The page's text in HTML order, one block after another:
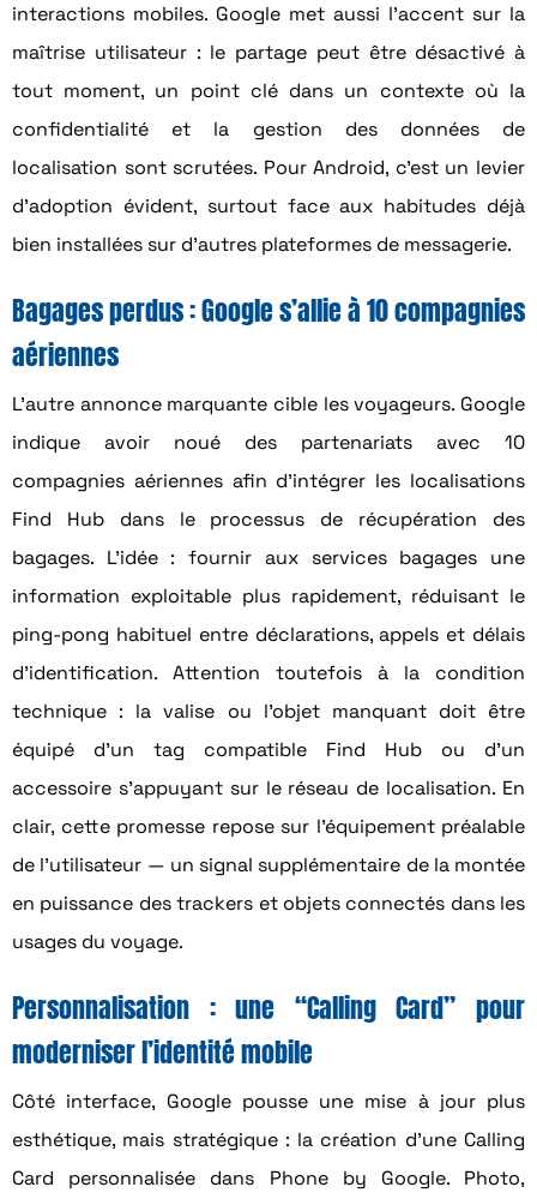
interactions mobiles. Google met aussi l’accent sur la
maîtrise utilisateur : le partage peut être désactivé à
tout moment, un point clé dans un contexte où la
confidentialité et la gestion des données de
localisation sont scrutées. Pour Android, c’est un levier
d’adoption évident, surtout face aux habitudes déjà
bien installées sur d’autres plateformes de messagerie.
Bagages perdus : Google s’allie à 10 compagnies
aériennes
L’autre annonce marquante cible les voyageurs. Google
indique avoir noué des partenariats avec 10
compagnies aériennes afin d’intégrer les localisations
Find Hub dans le processus de récupération des
bagages. L’idée : fournir aux services bagages une
information exploitable plus rapidement, réduisant le
ping-pong habituel entre déclarations, appels et délais
d’identification. Attention toutefois à la condition
technique : la valise ou l’objet manquant doit être
équipé d’un tag compatible Find Hub ou d’un
accessoire s’appuyant sur le réseau de localisation. En
clair, cette promesse repose sur l’équipement préalable
de l’utilisateur — un signal supplémentaire de la montée
en puissance des trackers et objets connectés dans les
usages du voyage.
Personnalisation : une “Calling Card” pour
moderniser l’identité mobile
Côté interface, Google pousse une mise à jour plus
esthétique, mais stratégique : la création d’une Calling
Card personnalisée dans Phone by Google. Photo,